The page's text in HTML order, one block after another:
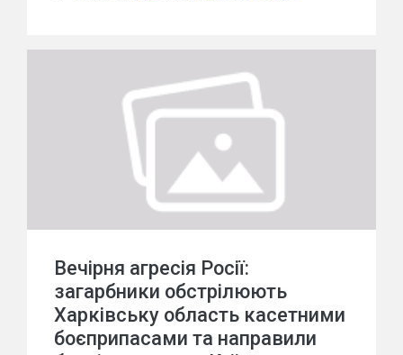
Вечірня агресія Росії:
загарбники обстрілюють
Харківську область касетними
боєприпасами та направили